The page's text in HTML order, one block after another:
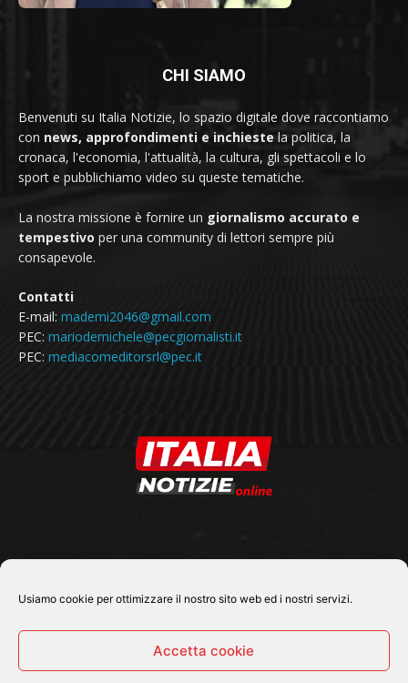
Usiamo cookie per ottimizzare il nostro sito web ed i nostri servizi.
Accetta cookie
CHI SIAMO
Benvenuti su Italia Notizie, lo spazio digitale dove raccontiamo
con news, approfondimenti e inchieste la politica, la
cronaca, l'economia, l'attualità, la cultura, gli spettacoli e lo
sport e pubblichiamo video su queste tematiche.
La nostra missione è fornire un giornalismo accurato e
tempestivo per una community di lettori sempre più
consapevole.
Contatti
E-mail: mademi2046@gmail.com
PEC: mariodemichele@pecgiornalisti.it
PEC: mediacomeditorsrl@pec.it